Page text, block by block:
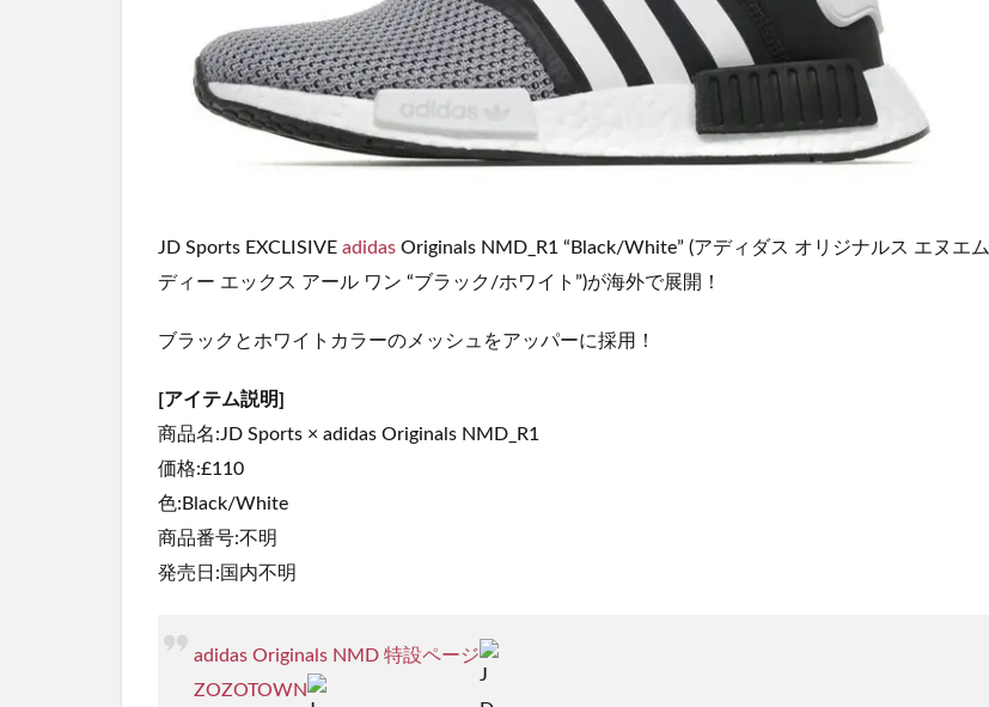
JD Sports EXCLISIVE adidas Originals NMD_R1 “Black/White” (アディダス オリジナルス エヌエム
ディー エックス アール ワン “ブラック/ホワイト”)が海外で展開！
ブラックとホワイトカラーのメッシュをアッパーに採用！
[アイテム説明]
商品名:JD Sports × adidas Originals NMD_R1
価格:£110
色:Black/White
商品番号:不明
発売日:国内不明
adidas Originals NMD 特設ページ
ZOZOTOWN